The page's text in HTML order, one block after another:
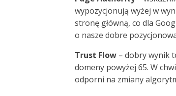
wypozycjonują wyżej w
stronę główną, co dla
o nasze dobre
Trust Flow – dobry wynik
domeny powyżej 65. W
odporni na zmiany